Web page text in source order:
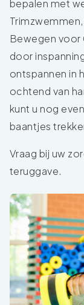
bepalen met
Bewegen voor
door
ontspannen in
ochtend van
kunt u nog
baantjes
Vraag bij uw
teruggave.